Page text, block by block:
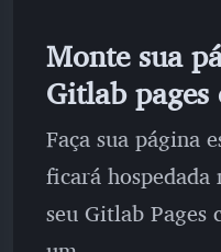
Monte sua
Gitlab
Faça sua página
ficará
seu Gitlab